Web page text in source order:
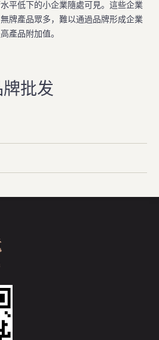
平低下的小企業隨處可見。這些企業
牌產品眾多，難以通過品牌形成企業
產品附加值。
批发